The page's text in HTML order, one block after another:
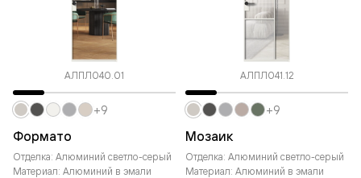
АЛПЛ040.01
Формато
Отделка: Алюминий светло-серый
Материал: Алюминий в эмали
+9
АЛПЛ041.12
Мозаик
Отделка: Алюминий светло-серый
Материал: Алюминий в эмали
+9